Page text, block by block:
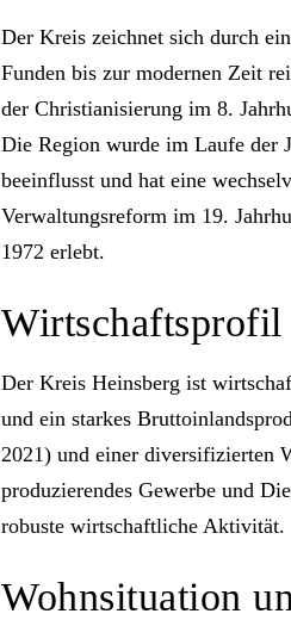
Der Kreis zeichnet sich durch
Funden bis zur modernen Zeit
der Christianisierung im 8.
Die Region wurde im Laufe der
beeinflusst und hat eine
Verwaltungsreform im 19.
1972 erlebt​​.
Wirtschaftsprofil
Der Kreis Heinsberg ist
und ein starkes
2021) und einer diversifizierten
produzierendes Gewerbe und
robuste wirtschaftliche Aktivität​​.
Wohnsituation